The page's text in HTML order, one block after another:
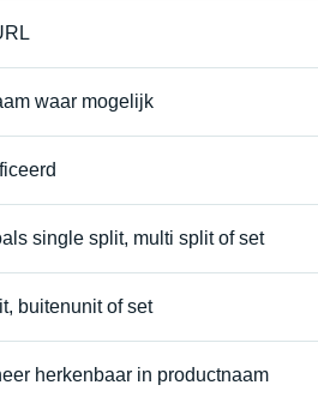
waar mogelijk
single split, multi split of set
buitenunit of set
herkenbaar in productnaam